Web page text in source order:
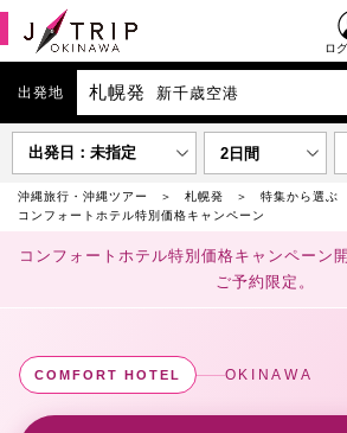
ロ
出発地 札幌発 新千歳空港
出発日：未指定 2日間
沖縄旅行・沖縄ツアー 札幌発
特集から選ぶ
コンフォートホテル特別価格キャンペーン
コンフォートホテル特別価格キャンペーン開
ご予約限定。
COMFORT HOTEL OKINAWA